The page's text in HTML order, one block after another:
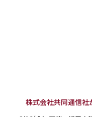
株式会社共同通信社